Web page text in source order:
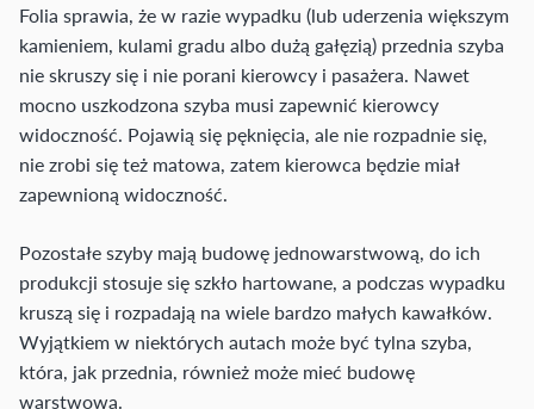
Folia sprawia, że w razie wypadku (lub uderzenia większym
kamieniem, kulami gradu albo dużą gałęzią) przednia szyba
nie skruszy się i nie porani kierowcy i pasażera. Nawet
mocno uszkodzona szyba musi zapewnić kierowcy
widoczność. Pojawią się pęknięcia, ale nie rozpadnie się,
nie zrobi się też matowa, zatem kierowca będzie miał
zapewnioną widoczność.
Pozostałe szyby mają budowę jednowarstwową, do ich
produkcji stosuje się szkło hartowane, a podczas wypadku
kruszą się i rozpadają na wiele bardzo małych kawałków.
Wyjątkiem w niektórych autach może być tylna szyba,
która, jak przednia, również może mieć budowę
warstwową.